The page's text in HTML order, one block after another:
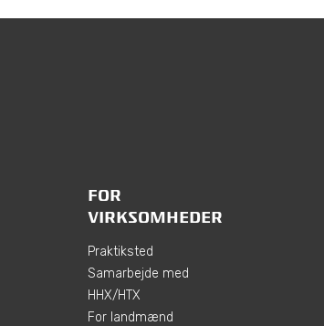
FOR
VIRKSOMHEDER
Praktiksted
Samarbejde med
HHX/HTX
For landmænd